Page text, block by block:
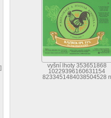
vyšní lhoty 353651868
10229396160631154
8233451484038504528 n